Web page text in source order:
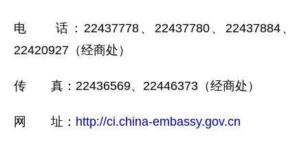
电 话：22437778、22437780、22437884、
22420927（经商处）
传 真：22436569、22446373（经商处）
网 址： http://ci.china-embassy.gov.cn